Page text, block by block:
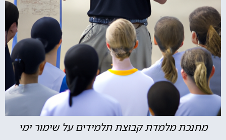
מחנכת מלמדת קבוצת תלמידים על שימור ימי